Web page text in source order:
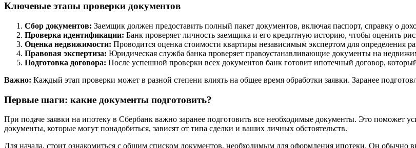
Ключевые этапы проверки документов
Сбор документов: Заемщик должен предоставить полный пакет документов, включая паспорт, справку о
Проверка идентификации: Банк проверяет личность заемщика и его кредитную историю, чтобы оценить
Оценка недвижимости: Проводится оценка стоимости квартиры независимым экспертом для определения
Правовая экспертиза: Юридическая служба банка проверяет правоустанавливающие документы на
Подготовка договора: После успешной проверки всех документов банк готовит ипотечный договор,
Важно: Каждый этап проверки может в разной степени влиять на общее время обработки заявки. Заранее
Первые шаги: какие документы подготовить?
При подаче заявки на ипотеку в Сбербанк важно заранее подготовить все необходимые документы. Это поможет
документы, которые могут понадобиться, зависят от типа сделки и ваших личных обстоятельств.
Для начала, стоит ознакомиться с общим списком документов, необходимым для оформления ипотеки. Он обычно